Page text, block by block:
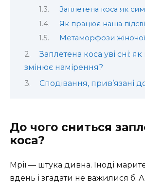
Заплетена коса як
Як працює наша
Метаморфози
Заплетена коса уві сні: як
змінює намірення?
Сподівання, прив’язані
До чого сниться
коса?
Мрії — штука дивна. Іноді
вдень і згадати не важилися б.